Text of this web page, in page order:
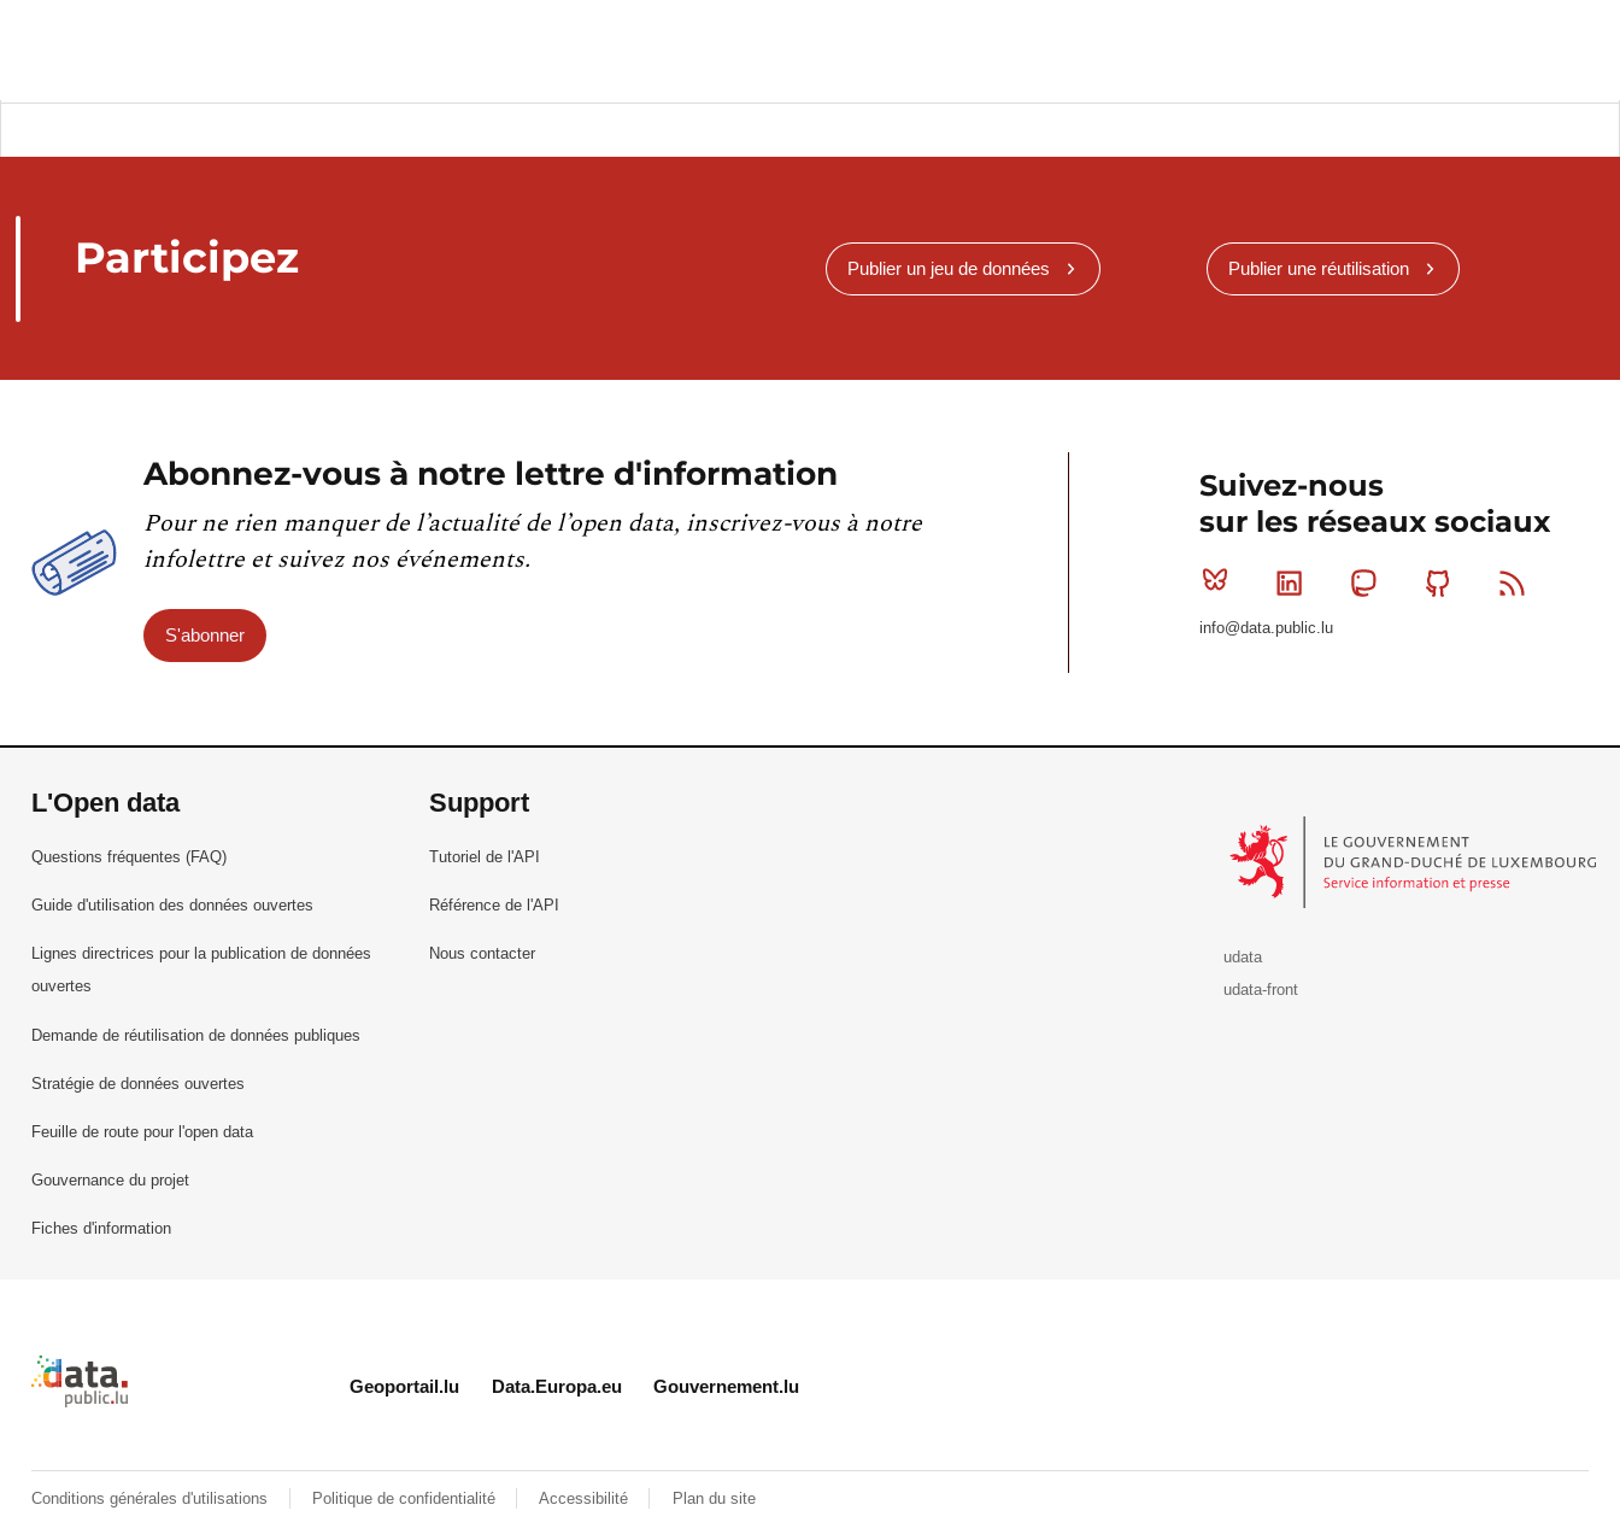
Participez Publier un jeu de données Publier une réutilisation
Abonnez-vous à notre lettre d'information
Pour ne rien manquer de l’actualité de l’open data, inscrivez-vous à notre
infolettre et suivez nos événements.
S'abonner
Suivez-nous
sur les réseaux sociaux
Bluesky Linkedin MastodonGithub
info@data.public.lu
L'Open data
Questions fréquentes (FAQ)
Guide d'utilisation des données ouvertes
Lignes directrices pour la publication de données
ouvertes
Demande de réutilisation de données publiques
Stratégie de données ouvertes
Feuille de route pour l'open data
Gouvernance du projet
Fiches d'information
Support
Tutoriel de l'API
Référence de l'API
Nous contacter
udata
udata-front
Retour à l'accueil de data.public.lu
Geoportail.lu Data.Europa.eu Gouvernement.lu
Conditions générales d'utilisations Politique de confidentialité Accessibilité Plan du site